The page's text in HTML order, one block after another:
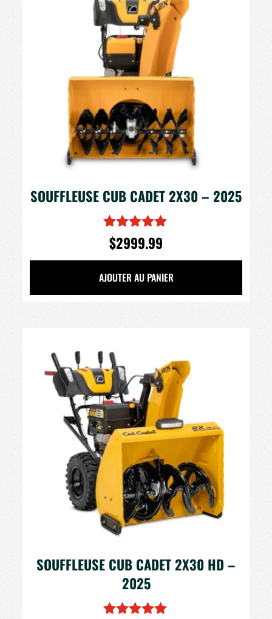
SOUFFLEUSE CUB CADET 2X30 – 2025
Note
5.00
sur 5
$2999.99
AJOUTER AU PANIER
SOUFFLEUSE CUB CADET 2X30 HD –
2025